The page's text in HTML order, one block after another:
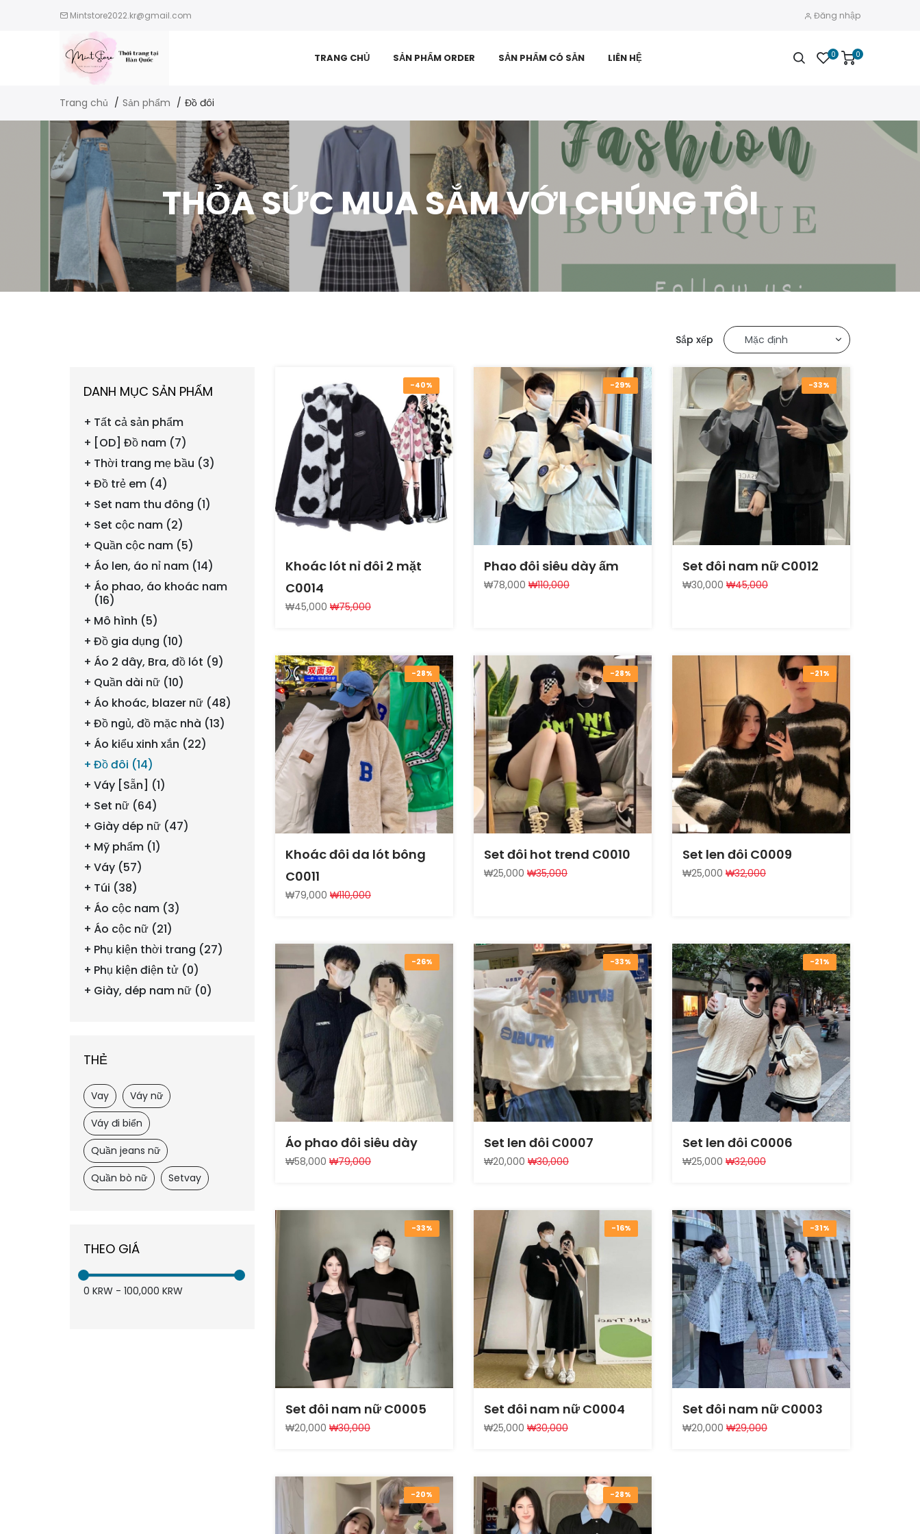
Mintstore2022.kr@gmail.com Đăng nhập
TRANG CHỦ SẢN PHẨM ORDER SẢN PHẨM CÓ SẴN LIÊN HỆ 0 0
Trang chủ Sản phẩm Đồ đôi
THỎA SỨC MUA SẮM VỚI CHÚNG TÔI
Sắp xếp
DANH MỤC SẢN PHẨM
Tất cả sản phẩm
[OD] Đồ nam (7)
Thời trang mẹ bầu (3)
Đồ trẻ em (4)
Set nam thu đông (1)
Set cộc nam (2)
Quần cộc nam (5)
Áo len, áo nỉ nam (14)
Áo phao, áo khoác nam
(16)
Mô hình (5)
Đồ gia dụng (10)
Áo 2 dây, Bra, đồ lót (9)
Quần dài nữ (10)
Áo khoác, blazer nữ (48)
Đồ ngủ, đồ mặc nhà (13)
Áo kiểu xinh xắn (22)
Đồ đôi (14)
Váy [Sẵn] (1)
Set nữ (64)
Giày dép nữ (47)
Mỹ phẩm (1)
Váy (57)
Túi (38)
Áo cộc nam (3)
Áo cộc nữ (21)
Phụ kiện thời trang (27)
Phụ kiện điện tử (0)
Giày, dép nam nữ (0)
THẺ
Vay
Váy nữ
Váy đi biển
Quần jeans nữ
Quần bò nữ
Setvay
THEO GIÁ
0 KRW - 100,000 KRW
-40%
Khoác lót nỉ đôi 2 mặt
C0014
₩45,000 ₩75,000
-29%
Phao đôi siêu dày ấm
₩78,000 ₩110,000
-33%
Set đôi nam nữ C0012
₩30,000 ₩45,000
-28%
Khoác đôi da lót bông
C0011
₩79,000 ₩110,000
-28%
Set đôi hot trend C0010
₩25,000 ₩35,000
-21%
Set len đôi C0009
₩25,000 ₩32,000
-26%
Áo phao đôi siêu dày
₩58,000 ₩79,000
-33%
Set len đôi C0007
₩20,000 ₩30,000
-21%
Set len đôi C0006
₩25,000 ₩32,000
-33%
Set đôi nam nữ C0005
₩20,000 ₩30,000
-16%
Set đôi nam nữ C0004
₩25,000 ₩30,000
-31%
Set đôi nam nữ C0003
₩20,000 ₩29,000
-20% -28%